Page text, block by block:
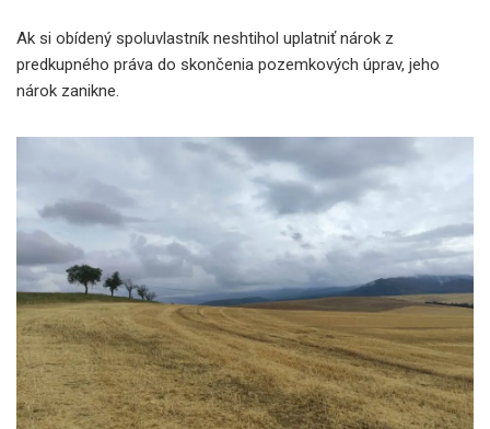
Ak si obídený spoluvlastník neshtihol uplatniť nárok z
predkupného práva do skončenia pozemkových úprav, jeho
nárok zanikne.